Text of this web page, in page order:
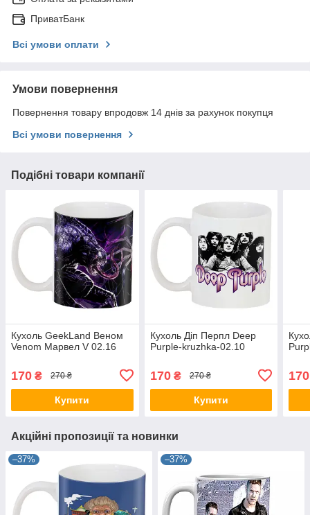
ПриватБанк
Всі умови оплати
Умови повернення
Повернення товару впродовж 14 днів за рахунок покупця
Всі умови повернення
Подібні товари компанії
Кухоль GeekLand Веном
Venom Марвел V 02.16
170 ₴ 270 ₴
Купити
Кухоль Діп Перпл Deep
Purple-kruzhka-02.10
170₴ 270 ₴
Купити
170
Акційні пропозиції та новинки
–37% –37%